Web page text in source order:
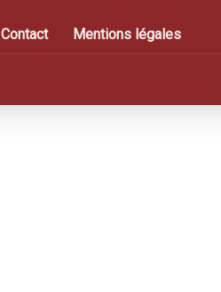
Contact Mentions légales